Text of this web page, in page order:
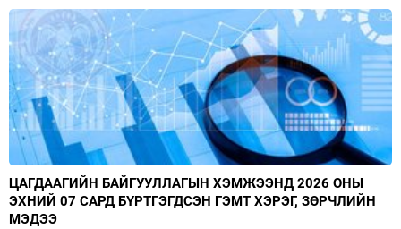
ЦАГДААГИЙН БАЙГУУЛЛАГЫН ХЭМЖЭЭНД 2026 ОНЫ
ЭХНИЙ 07 САРД БҮРТГЭГДСЭН ГЭМТ ХЭРЭГ, ЗӨРЧЛИЙН
МЭДЭЭ